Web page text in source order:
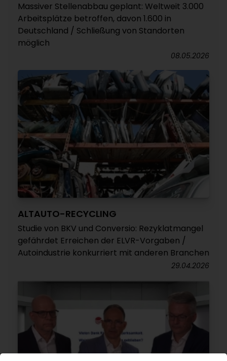
Massiver Stellenabbau geplant: Weltweit 3.000
Arbeitsplätze betroffen, davon 1.600 in
Deutschland / Schließung von Standorten
möglich
08.05.2026
ALTAUTO-RECYCLING
Studie von BKV und Conversio: Rezyklatmangel
gefährdet Erreichen der ELVR-Vorgaben /
Autoindustrie konkurriert mit anderen Branchen
29.04.2026